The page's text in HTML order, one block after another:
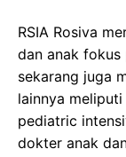
RSIA Rosiva
dan anak fokus
sekarang juga
lainnya
pediatric
dokter anak